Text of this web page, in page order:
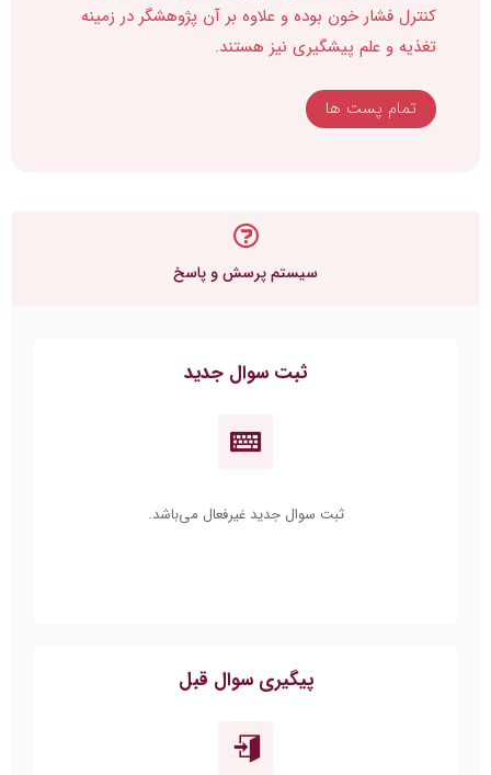
کنترل فشار خون بوده و علاوه بر آن پژوهشگر در زمینه
تغذیه و علم پیشگیری نیز هستند.
تمام پست ها
سیستم پرسش و پاسخ
ثبت سوال جدید
ثبت سوال جدید غیرفعال می‌باشد.
پیگیری سوال قبل